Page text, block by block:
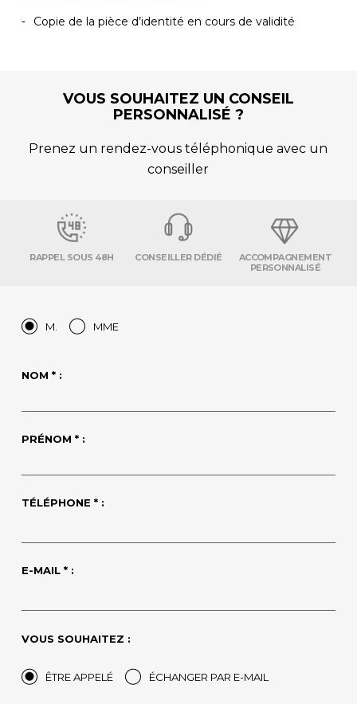
Copie de la pièce d’identité en cours de validité
VOUS SOUHAITEZ UN CONSEIL
PERSONNALISÉ ?
Prenez un rendez-vous téléphonique avec un
conseiller
RAPPEL SOUS 48H CONSEILLER DÉDIÉ
ACCOMPAGNEMENT
PERSONNALISÉ
M. MME
NOM * :
PRÉNOM * :
TÉLÉPHONE * :
E-MAIL * :
VOUS SOUHAITEZ :
ÊTRE APPELÉ ÉCHANGER PAR E-MAIL